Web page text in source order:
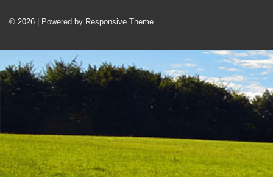
© 2026 | Powered by Responsive Theme